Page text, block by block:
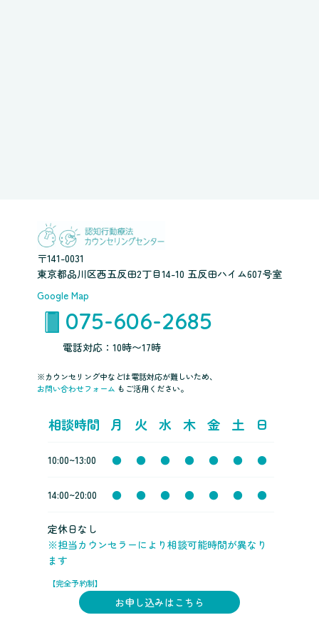
〒141-0031
東京都品川区西五反田2丁目14-10 五反田ハイム607号室
Google Map
075-606-2685
電話対応：10時〜17時
※カウンセリング中などは電話対応が難しいため、
お問い合わせフォーム もご活用ください。
相談時間 月 火 水 木 金 土 日
10:00~13:00 ● ● ● ● ● ● ●
14:00~20:00 ● ● ● ● ● ● ●
定休日なし
※担当カウンセラーにより相談可能時間が異なり
ます
【完全予約制】
お申し込みはこちら